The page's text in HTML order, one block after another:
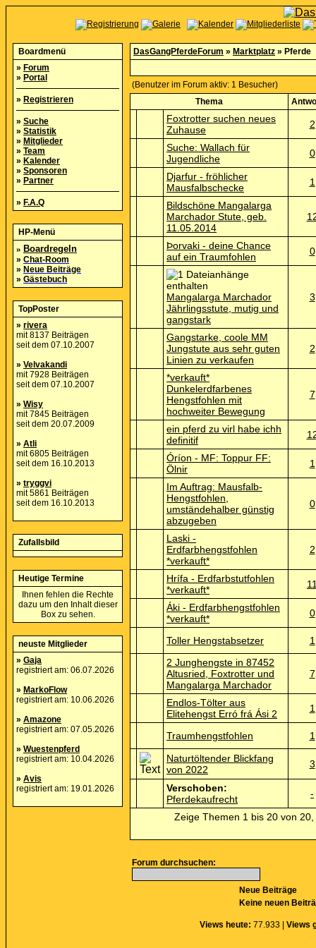
Boardmenü
» Forum
» Portal
» Registrieren
» Suche
» Statistik
» Mitglieder
» Team
» Kalender
» Sponsoren
» Partner
» F.A.Q
HP-Menü
» Boardregeln
» Chat-Room
» Neue Beiträge
» Gästebuch
TopPoster
» rivera
mit 8137 Beiträgen
seit dem 07.10.2007
» Velvakandi
mit 7928 Beiträgen
seit dem 07.10.2007
» Wisy
mit 7845 Beiträgen
seit dem 20.07.2009
» Atli
mit 6805 Beiträgen
seit dem 16.10.2013
» tryggvi
mit 5861 Beiträgen
seit dem 16.10.2013
Zufallsbild
Heutige Termine
Ihnen fehlen die Rechte
dazu um den Inhalt dieser
Box zu sehen.
neuste Mitglieder
» Gaja
registriert am: 06.07.2026
» MarkoFlow
registriert am: 10.06.2026
» Amazone
registriert am: 07.05.2026
» Wuestenpferd
registriert am: 10.04.2026
» Avis
registriert am: 19.01.2026
DasGangPferdeForum » Marktplatz » Pferde
(Benutzer im Forum aktiv: 1 Besucher)
Thema
Foxtrotter suchen neues
Zuhause
2
Suche: Wallach für
Jugendliche
0
Djarfur - fröhlicher
Mausfalbschecke
1
Bildschöne Mangalarga
Marchador Stute, geb.
11.05.2014
Þorvaki - deine Chance
auf ein Traumfohlen
0
Mangalarga Marchador
Jährlingsstute, mutig und
gangstark
3
Gangstarke, coole MM
Jungstute aus sehr guten
Linien zu verkaufen
2
*verkauft*
Dunkelerdfarbenes
Hengstfohlen mit
hochweiter Bewegung
7
ein pferd zu virl habe ichh
definitif
Óríon - MF: Toppur FF:
Ölnir
1
Im Auftrag: Mausfalb-
Hengstfohlen,
umständehalber günstig
abzugeben
0
Laski -
Erdfarbhengstfohlen
*verkauft*
2
Hrífa - Erdfarbstutfohlen
*verkauft*
Áki - Erdfarbhengstfohlen
*verkauft*
0
Toller Hengstabsetzer
1
2 Junghengste in 87452
Altusried, Foxtrotter und
Mangalarga Marchador
7
Endlos-Tölter aus
Elitehengst Erró frá Ási 2
1
Traumhengstfohlen
1
Naturtöltender Blickfang
von 2022
3
Verschoben:
Pferdekaufrecht
-
Zeige Themen 1 bis 20 von
Forum durchsuchen:
Neue Beiträge
Keine neuen
Views heute: 77.933 | Views